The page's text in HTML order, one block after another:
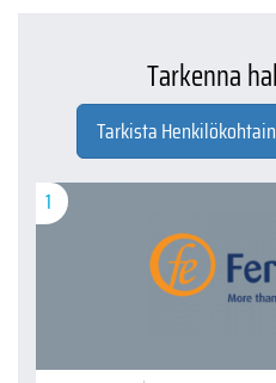
Tarkenna
Tarkista
1